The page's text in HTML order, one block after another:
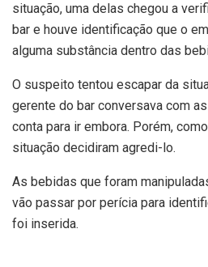
situação, uma delas chegou a
bar e houve identificação que o
alguma substância dentro das
O suspeito tentou escapar da
gerente do bar conversava com
conta para ir embora. Porém,
situação decidiram agredi-lo.
As bebidas que foram
vão passar por perícia para
foi inserida.